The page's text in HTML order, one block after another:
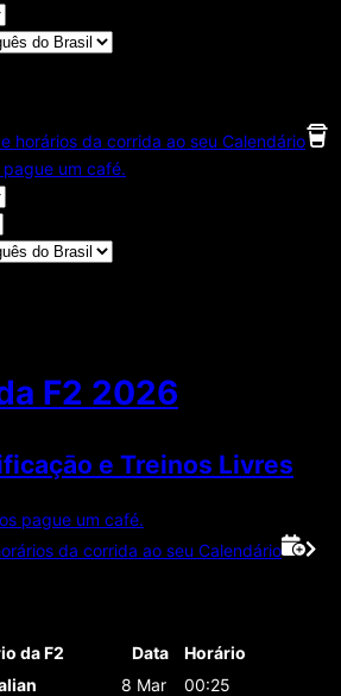
horários da corrida ao seu Calendário
pague um café.
F2 2026
e Treinos Livres
pague um café.
da corrida ao seu Calendário
da F2 Data
Horário
8 Mar
00:25